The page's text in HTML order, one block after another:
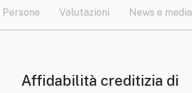
Persone Valutazioni News e media
Affidabilità creditizia di